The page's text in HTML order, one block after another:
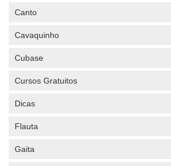
Canto
Cavaquinho
Cubase
Cursos Gratuitos
Dicas
Flauta
Gaita